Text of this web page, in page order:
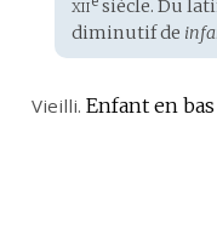
Étymologie
:
siècle. Du
diminutif de
Vieilli. Enfant en bas